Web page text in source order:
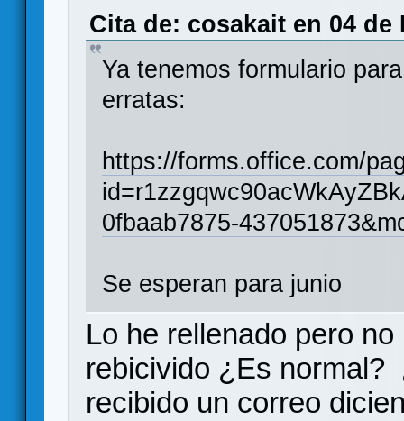
Cita de: cosakait en 04 de
Ya tenemos formulario
erratas:
https://forms.office.com/
0fbaab7875-
Se esperan para junio
Lo he rellenado pero
rebicivido ¿Es normal?
recibido un correo